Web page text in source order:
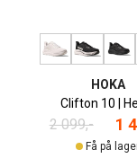
HOKA
Clifton 10 |
2 099,- 1
Få på